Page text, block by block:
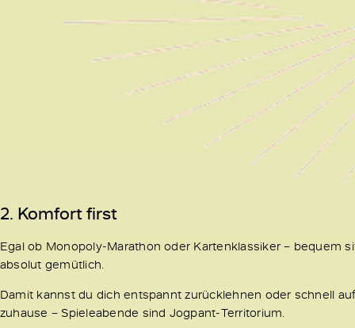
2. Komfort first
Egal ob Monopoly-Marathon oder Kartenklassiker – bequem
absolut gemütlich.
Damit kannst du dich entspannt zurücklehnen oder schnell
zuhause – Spieleabende sind Jogpant-Territorium.